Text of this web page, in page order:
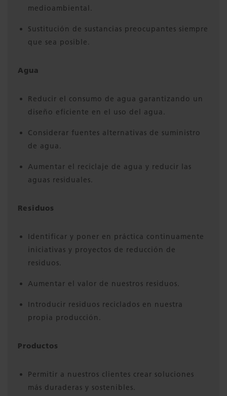
medioambiental.
Sustitución de sustancias preocupantes siempre
que sea posible.
Agua
Reducir el consumo de agua garantizando un
diseño eficiente en el uso del agua.
Considerar fuentes alternativas de suministro
de agua.
Aumentar el reciclaje de agua y reducir las
aguas residuales.
Residuos
Identificar y poner en práctica continuamente
iniciativas y proyectos de reducción de
residuos.
Aumentar el valor de nuestros residuos.
Introducir residuos reciclados en nuestra
propia producción.
Productos
Permitir a nuestros clientes crear soluciones
más duraderas y sostenibles.